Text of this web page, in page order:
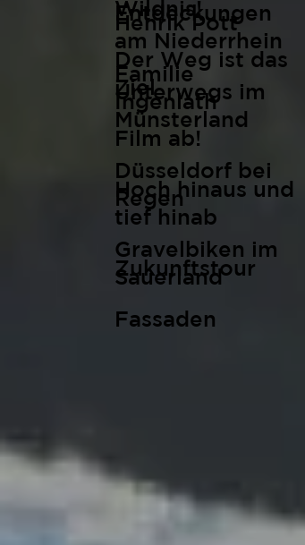
Wildnis!
Der Weg ist das
Ziel
Film ab!
Hoch hinaus und
tief hinab
Zukunftstour
Fassaden
Henrik Pott
Familie
Ingenlath
Entdeckungen
am Niederrhein
Unterwegs im
Münsterland
Düsseldorf bei
Regen
Gravelbiken im
Sauerland